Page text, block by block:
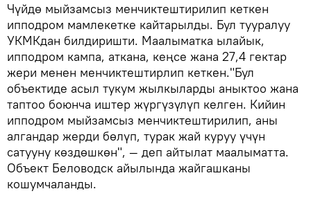
Чүйдө мыйзамсыз менчиктештирилип кеткен
ипподром мамлекетке кайтарылды. Бул тууралуу
УКМКдан билдиришти. Маалыматка ылайык,
ипподром кампа, аткана, кеңсе жана 27,4 гектар
жери менен менчиктештирлип кеткен."Бул
объектиде асыл тукум жылкыларды аныктоо жана
таптоо боюнча иштер жүргүзүлүп келген. Кийин
ипподром мыйзамсыз менчиктештирилип, аны
алгандар жерди бөлүп, турак жай куруу үчүн
сатууну көздөшкөн", — деп айтылат маалыматта.
Объект Беловодск айылында жайгашканы
кошумчаланды.